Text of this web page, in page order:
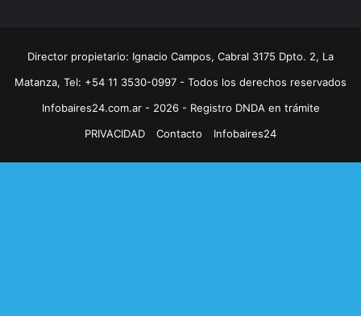
Director propietario: Ignacio Campos, Cabral 3175 Dpto. 2, La
Matanza, Tel: +54 11 3530-0997 - Todos los derechos reservados
Infobaires24.com.ar - 2026 - Registro DNDA en trámite
PRIVACIDAD
Contacto Infobaires24